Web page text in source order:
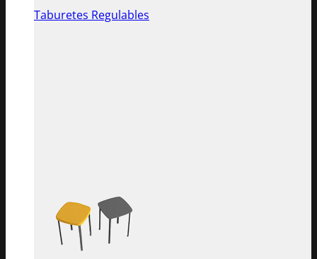
Taburetes Regulables